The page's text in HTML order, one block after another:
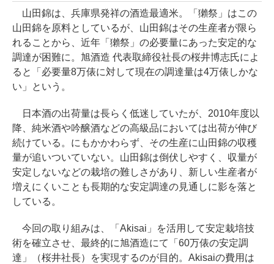
山田錦は、兵庫県発祥の酒造最適米。「獺祭」はこの
山田錦を原料としているが、山田錦はその生産者が限ら
れることから、近年「獺祭」の必要量にあった安定的な
調達が困難に。旭酒造 代表取締役社長の桜井博志氏によ
ると「必要量8万俵に対して現在の調達量は4万俵しかな
い」という。
日本酒の出荷量は長らく低迷していたが、2010年度以
降、純米酒や吟醸酒などの高級品においては出荷が伸び
続けている。にもかかわらず、その生産に山田錦の収穫
量が追いついていない。山田錦は倒伏しやすく、収量が
安定しないなどの栽培の難しさがあり、新しい生産者が
増えにくいことも長期的な安定調達の見通しに影を落と
している。
今回の取り組みは、「Akisai」を活用して安定栽培技
術を確立させ、最終的に旭酒造にて「60万俵の安定調
達」（桜井社長）を実現するのが目的。Akisaiの費用は